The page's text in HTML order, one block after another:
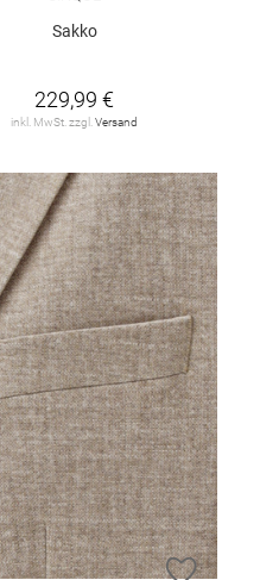
Sakko
229,99 €
inkl. MwSt. zzgl.Versand
HINZUFÜGEN ZUR